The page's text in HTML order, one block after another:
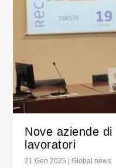
Nove aziende
lavoratori
21 Gen 2025 |Global news